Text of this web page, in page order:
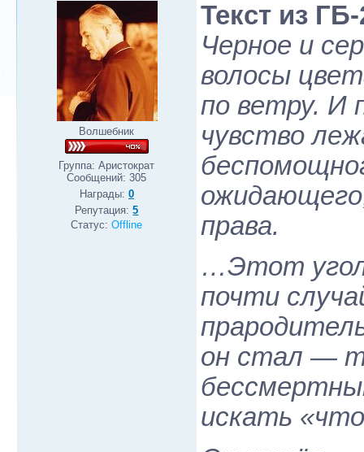
Волшебник
Группа: Аристократ
Сообщений:305
Награды: 0
Репутация:5
Статус:Offline
Текст из
Черное и
волосы
по ветру. И
чувство
права.
…Этот
почти
он стал —
искать